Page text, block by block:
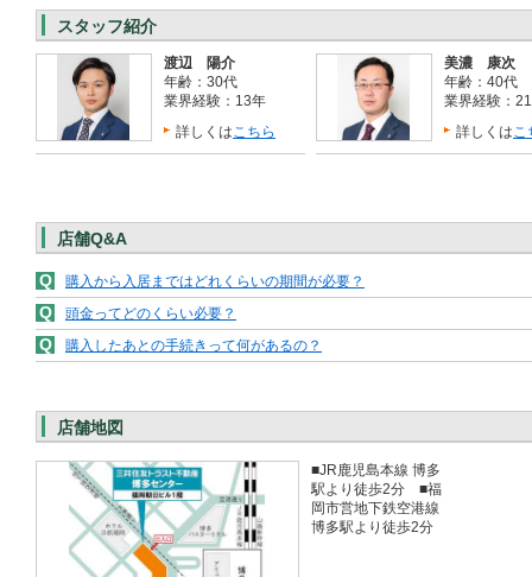
スタッフ紹介
渡辺 陽介
年齢：30代
業界経験：13年
詳しくはこちら
美濃 康次
年齢：40代
業界経験：
詳しくはこ
店舗Q&A
Q 購入から入居まではどれくらいの期間が必要？
Q 頭金ってどのくらい必要？
Q 購入したあとの手続きって何があるの？
店舗地図
■JR鹿児島本線 博多
駅より徒歩2分 ■福
岡市営地下鉄空港線
博多駅より徒歩2分